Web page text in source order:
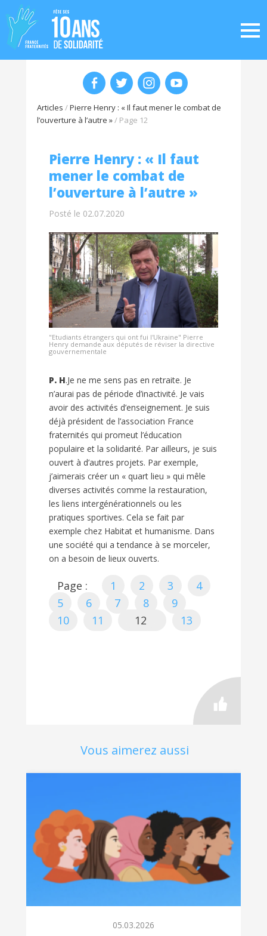
Articles /Pierre Henry : « Il faut mener le combat de
l’ouverture à l’autre »/ Page 12
Pierre Henry : « Il faut
mener le combat de
l’ouverture à l’autre »
Posté le 02.07.2020
"Etudiants étrangers qui ont fui l'Ukraine" Pierre
Henry demande aux députés de réviser la directive
gouvernementale
P. H.Je ne me sens pas en retraite. Je
n’aurai pas de période d’inactivité. Je vais
avoir des activités d’enseignement. Je suis
déjà président de l’association France
fraternités qui promeut l’éducation
populaire et la solidarité. Par ailleurs, je suis
ouvert à d’autres projets. Par exemple,
j’aimerais créer un « quart lieu » qui mêle
diverses activités comme la restauration,
les liens intergénérationnels ou les
pratiques sportives. Cela se fait par
exemple chez Habitat et humanisme. Dans
une société qui a tendance à se morceler,
on a besoin de lieux ouverts.
Page : 1 2 3
4
5
6 7 8
9
10
11 12 13
Vous aimerez aussi
05.03.2026